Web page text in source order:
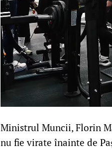
Ministrul Muncii, Florin
nu fie virate înainte de